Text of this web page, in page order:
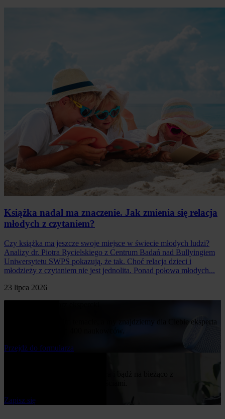
Książka nadal ma znaczenie. Jak zmienia się relacja
młodych z czytaniem?
Czy książka ma jeszcze swoje miejsce w świecie młodych ludzi?
Analizy dr. Piotra Rycielskiego z Centrum Badań nad Bullyingiem
Uniwersytetu SWPS pokazują, że tak. Choć relacja dzieci i
młodzieży z czytaniem nie jest jednolita. Ponad połowa młodych...
23 lipca 2026
Napisz nam o swoim temacie, a my znajdziemy dla Ciebie eksperta
Przejdż do formularza
Zapisz się